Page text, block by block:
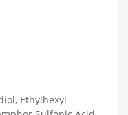
Ethylhexyl